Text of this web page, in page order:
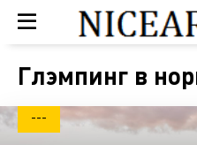
Глэмпинг в
---